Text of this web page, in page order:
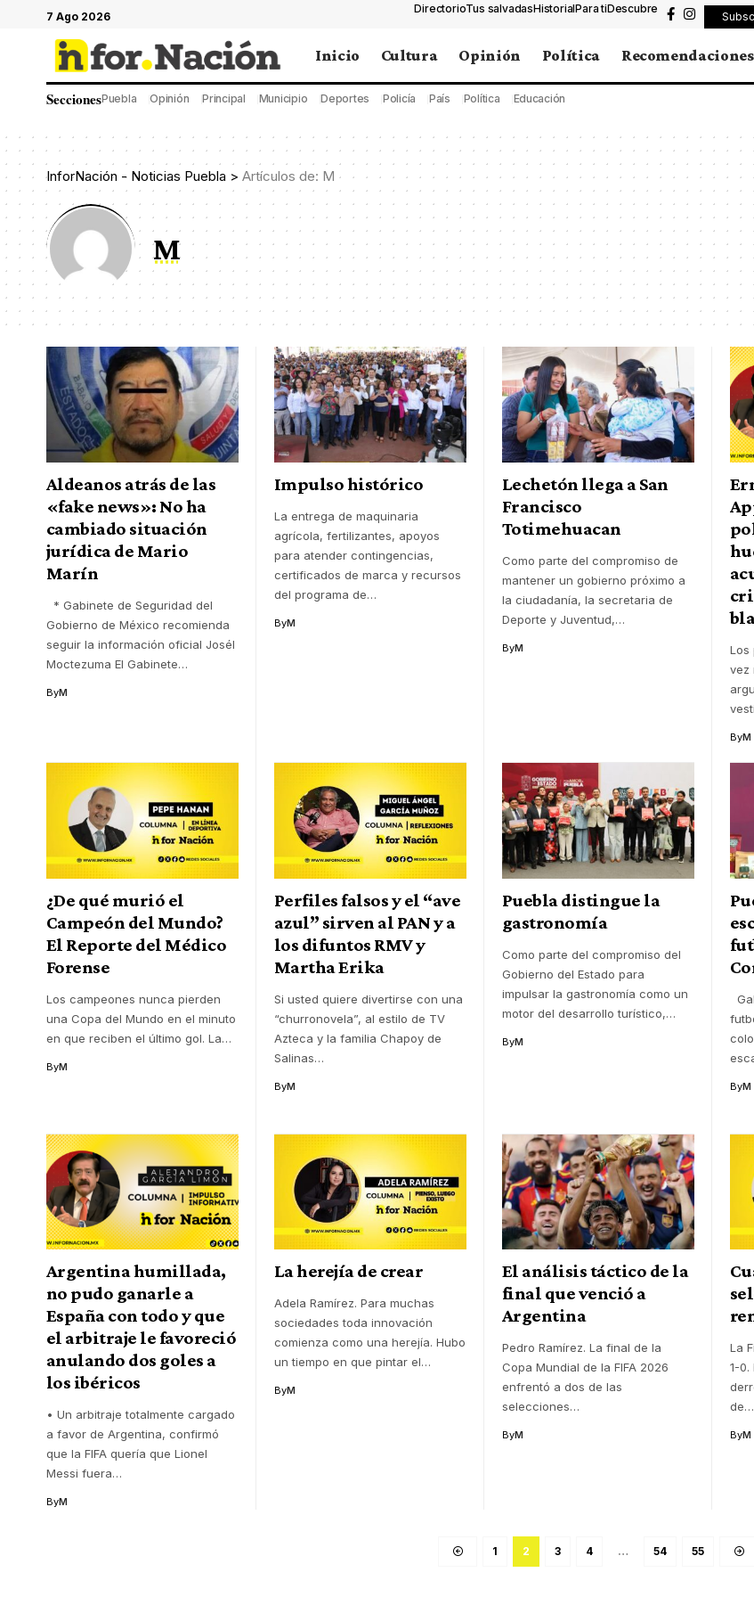
7 Ago 2026
DirectorioTus salvadasHistorialPara tiDescubre
Inicio Cultura Opinión Política Recomendaciones
SeccionesPuebla Opinión Principal Municipio Deportes Policía País Política Educación
InforNación - Noticias Puebla > Artículos de: M
M
Aldeanos atrás de las
«fake news»: No ha
cambiado situación
jurídica de Mario
Marín
* Gabinete de Seguridad del
Gobierno de México recomienda
seguir la información oficial Josél
Moctezuma El Gabinete…
ByM
Impulso histórico
La entrega de maquinaria
agrícola, fertilizantes, apoyos
para atender contingencias,
certificados de marca y recursos
del programa de…
ByM
Lechetón llega a San
Francisco
Totimehuacan
Como parte del compromiso de
mantener un gobierno próximo a
la ciudadanía, la secretaria de
Deporte y Juventud,…
ByM
Los
vez
ByM
¿De qué murió el
Campeón del Mundo?
El Reporte del Médico
Forense
Los campeones nunca pierden
una Copa del Mundo en el minuto
en que reciben el último gol. La…
ByM
Perfiles falsos y el “ave
azul” sirven al PAN y a
los difuntos RMV y
Martha Erika
Si usted quiere divertirse con una
“churronovela”, al estilo de TV
Azteca y la familia Chapoy de
Salinas…
ByM
Puebla distingue la
gastronomía
Como parte del compromiso del
Gobierno del Estado para
impulsar la gastronomía como un
motor del desarrollo turístico,…
ByM
ByM
Argentina humillada,
no pudo ganarle a
España con todo y que
el arbitraje le favoreció
anulando dos goles a
los ibéricos
• Un arbitraje totalmente cargado
a favor de Argentina, confirmó
que la FIFA quería que Lionel
Messi fuera…
ByM
La herejía de crear
Adela Ramírez. Para muchas
sociedades toda innovación
comienza como una herejía. Hubo
un tiempo en que pintar el…
ByM
El análisis táctico de la
final que venció a
Argentina
Pedro Ramírez. La final de la
Copa Mundial de la FIFA 2026
enfrentó a dos de las
selecciones…
ByM
La
1-0.
de…
ByM
1 2 3 4 … 54 55